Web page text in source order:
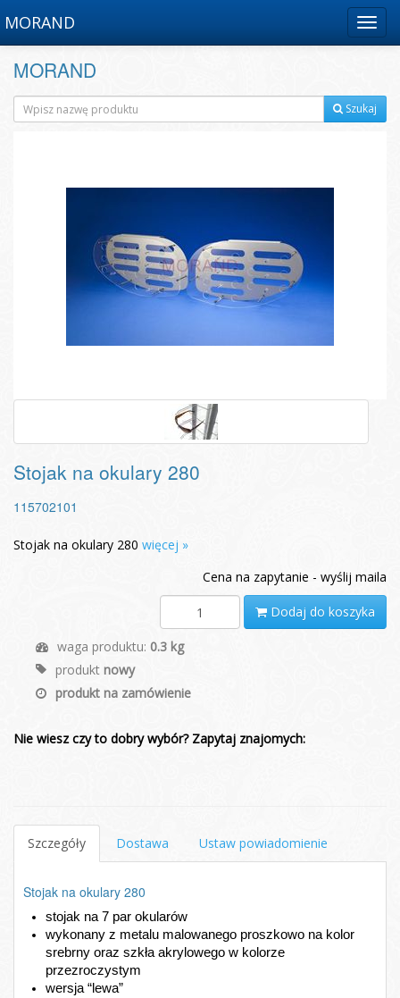
Menu
MORAND
MORAND
Szukaj
Stojak na okulary 280
115702101
Stojak na okulary 280 więcej »
Cena na zapytanie - wyślij maila
Dodaj do koszyka
waga produktu: 0.3 kg
produkt nowy
produkt na zamówienie
Nie wiesz czy to dobry wybór? Zapytaj znajomych:
Szczegóły Dostawa Ustaw powiadomienie
Stojak na okulary 280
stojak na 7 par okularów
wykonany z metalu malowanego proszkowo na kolor
srebrny oraz szkła akrylowego w kolorze
przezroczystym
wersja “lewa”